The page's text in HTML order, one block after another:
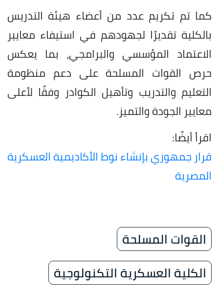
كما تم تكريم عدد من أعضاء هيئة التدريس
بالكلية تقديرًا لجهودهم في استيفاء معايير
الاعتماد المؤسسي والبرامجي، بما يعكس
حرص القوات المسلحة على دعم منظومة
التعليم والتدريب وتأهيل الكوادر وفقًا لأعلى
معايير الجودة والتميز.
اقرأ أيضًا:
قرار جمهوري بإنشاء نوط الأكاديمية العسكرية
المصرية
القوات المسلحة
الكلية العسكرية التكنولوجية